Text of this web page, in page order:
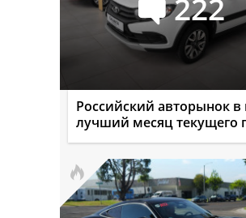
222
Российский авторынок
лучший месяц текущего